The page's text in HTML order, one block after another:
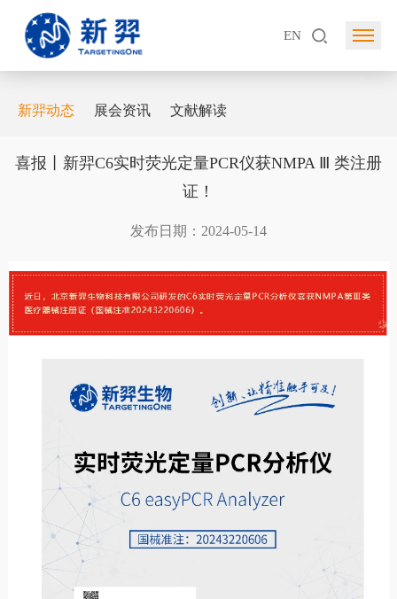
EN
新羿动态 展会资讯 文献解读
喜报丨新羿C6实时荧光定量PCR仪获NMPA Ⅲ 类注册
证！
发布日期：2024-05-14